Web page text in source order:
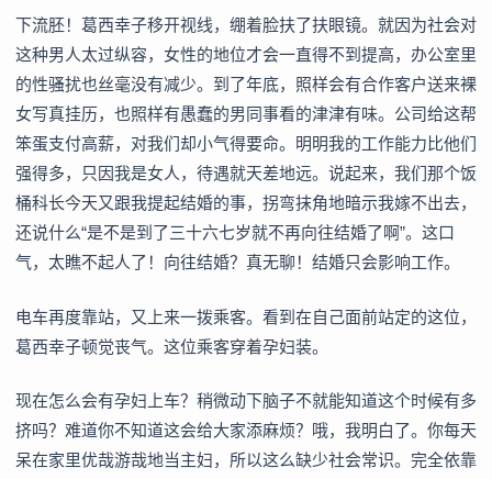
下流胚！葛西幸子移开视线，绷着脸扶了扶眼镜。就因为社会对
这种男人太过纵容，女性的地位才会一直得不到提高，办公室里
的性骚扰也丝毫没有减少。到了年底，照样会有合作客户送来裸
女写真挂历，也照样有愚蠢的男同事看的津津有味。公司给这帮
笨蛋支付高薪，对我们却小气得要命。明明我的工作能力比他们
强得多，只因我是女人，待遇就天差地远。说起来，我们那个饭
桶科长今天又跟我提起结婚的事，拐弯抹角地暗示我嫁不出去，
还说什么“是不是到了三十六七岁就不再向往结婚了啊”。这口
气，太瞧不起人了！向往结婚？真无聊！结婚只会影响工作。
电车再度靠站，又上来一拨乘客。看到在自己面前站定的这位，
葛西幸子顿觉丧气。这位乘客穿着孕妇装。
现在怎么会有孕妇上车？稍微动下脑子不就能知道这个时候有多
挤吗？难道你不知道这会给大家添麻烦？哦，我明白了。你每天
呆在家里优哉游哉地当主妇，所以这么缺少社会常识。完全依靠